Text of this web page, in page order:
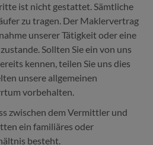
ist nicht gestattet. Sämtliche
zu tragen. Der Maklervertrag
unserer Tätigkeit oder eine
Sollten Sie ein von uns
kennen, teilen Sie uns dies
unsere allgemeinen
vorbehalten.
zwischen dem Vermittler und
ein familiäres oder
besteht.